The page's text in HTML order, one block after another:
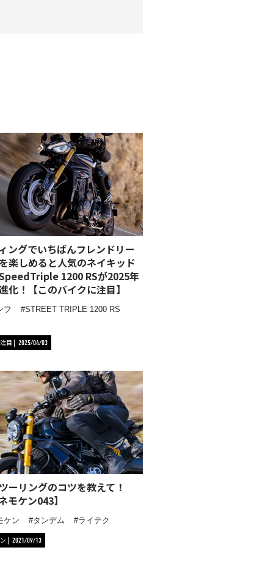
ングでいちばんフレンドリー
楽しめると人気のネイキッド
1200 RSが2025年
化！【このバイクに注目】
フ
STREET TRIPLE 1200 RS
目 2025/04/03
ーリングのコツを教えて！
モケン043】
ケン タンデム ライテク
2021/09/13